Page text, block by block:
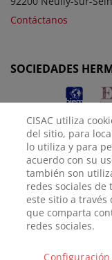
Contáctanos
SOCIEDADES
AVISO
LEGAL
CISAC utiliza
del sitio, para
lo utiliza y para
acuerdo con su
también son
redes sociales de
este sitio a
que comparta
redes sociales.
Configuración